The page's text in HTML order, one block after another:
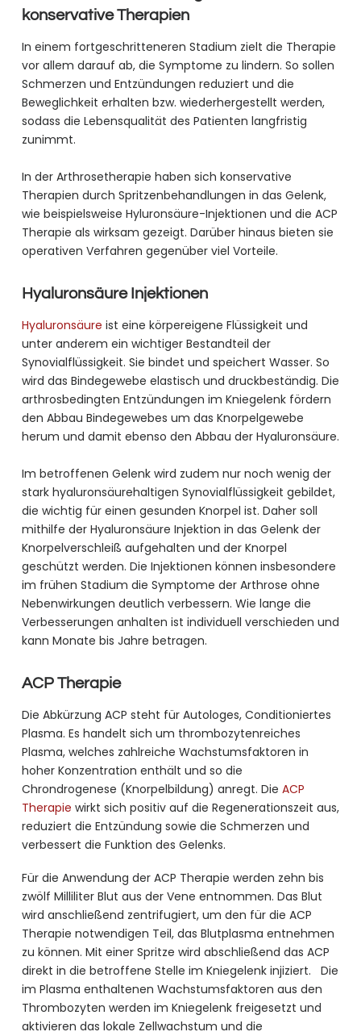
konservative Therapien
In einem fortgeschritteneren Stadium zielt die Therapie
vor allem darauf ab, die Symptome zu lindern. So sollen
Schmerzen und Entzündungen reduziert und die
Beweglichkeit erhalten bzw. wiederhergestellt werden,
sodass die Lebensqualität des Patienten langfristig
zunimmt.
In der Arthrosetherapie haben sich konservative
Therapien durch Spritzenbehandlungen in das Gelenk,
wie beispielsweise Hyluronsäure-Injektionen und die ACP
Therapie als wirksam gezeigt. Darüber hinaus bieten sie
operativen Verfahren gegenüber viel Vorteile.
Hyaluronsäure Injektionen
Hyaluronsäure ist eine körpereigene Flüssigkeit und
unter anderem ein wichtiger Bestandteil der
Synovialflüssigkeit. Sie bindet und speichert Wasser. So
wird das Bindegewebe elastisch und druckbeständig. Die
arthrosbedingten Entzündungen im Kniegelenk fördern
den Abbau Bindegewebes um das Knorpelgewebe
herum und damit ebenso den Abbau der Hyaluronsäure.
Im betroffenen Gelenk wird zudem nur noch wenig der
stark hyaluronsäurehaltigen Synovialflüssigkeit gebildet,
die wichtig für einen gesunden Knorpel ist. Daher soll
mithilfe der Hyaluronsäure Injektion in das Gelenk der
Knorpelverschleiß aufgehalten und der Knorpel
geschützt werden. Die Injektionen können insbesondere
im frühen Stadium die Symptome der Arthrose ohne
Nebenwirkungen deutlich verbessern. Wie lange die
Verbesserungen anhalten ist individuell verschieden und
kann Monate bis Jahre betragen.
ACP Therapie
Die Abkürzung ACP steht für Autologes, Conditioniertes
Plasma. Es handelt sich um thrombozytenreiches
Plasma, welches zahlreiche Wachstumsfaktoren in
hoher Konzentration enthält und so die
Chrondrogenese (Knorpelbildung) anregt. Die ACP
Therapie wirkt sich positiv auf die Regenerationszeit aus,
reduziert die Entzündung sowie die Schmerzen und
verbessert die Funktion des Gelenks.
Für die Anwendung der ACP Therapie werden zehn bis
zwölf Milliliter Blut aus der Vene entnommen. Das Blut
wird anschließend zentrifugiert, um den für die ACP
Therapie notwendigen Teil, das Blutplasma entnehmen
zu können. Mit einer Spritze wird abschließend das ACP
direkt in die betroffene Stelle im Kniegelenk injiziert. Die
im Plasma enthaltenen Wachstumsfaktoren aus den
Thrombozyten werden im Kniegelenk freigesetzt und
aktivieren das lokale Zellwachstum und die